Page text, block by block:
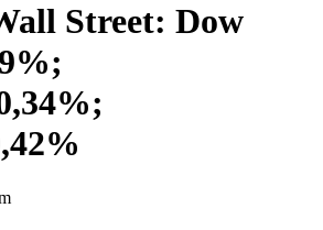
Street: Dow